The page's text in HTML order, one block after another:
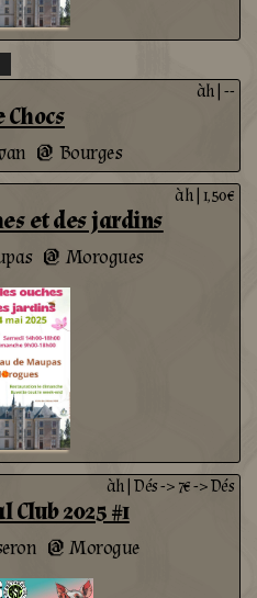
Chocs
@ Bourges
àh| --
et des jardins
@ Morogues
àh| 1,50€
Club 2025 #1
@ Morogue
àh| Dés -> 7€ -> Dés